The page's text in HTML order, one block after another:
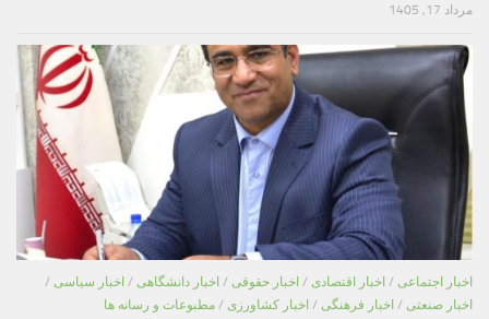
مرداد 17, 1405
اخبار اجتماعی / اخبار اقتصادی / اخبار حقوقی / اخبار دانشگاهی / اخبار سیاسی /
اخبار صنعتی / اخبار فرهنگی / اخبار کشاورزی / مطبوعات و رسانه ها